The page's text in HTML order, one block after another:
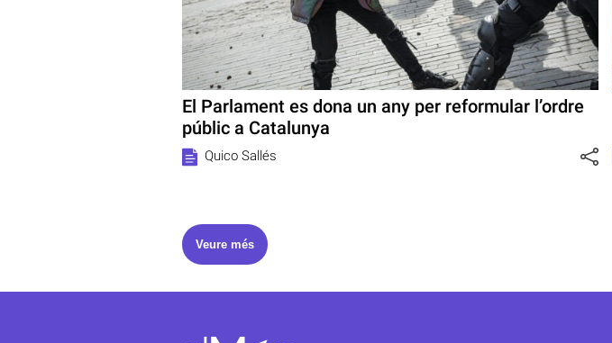
El Parlament es dona un any per reformular l’ordre
públic a Catalunya
Quico Sallés
Veure més